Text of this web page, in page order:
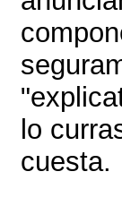
lo
cuesta.